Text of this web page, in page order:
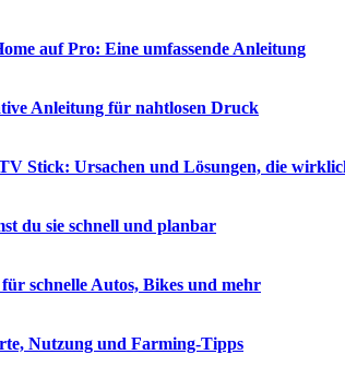
auf Pro: Eine umfassende Anleitung
Anleitung für nahtlosen Druck
Stick: Ursachen und Lösungen, die
du sie schnell und planbar
schnelle Autos, Bikes und mehr
Nutzung und Farming-Tipps